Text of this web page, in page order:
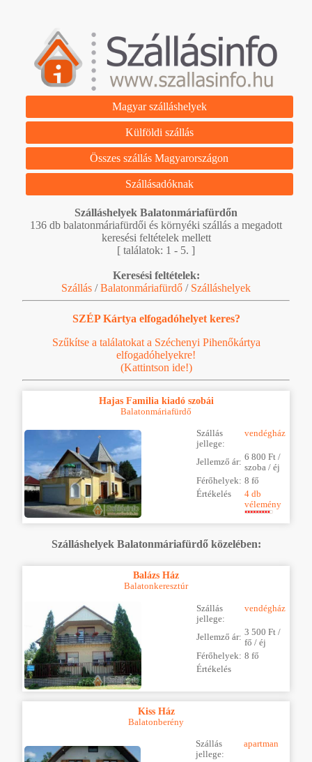
Magyar szálláshelyek
Külföldi szállás
Összes szállás Magyarországon
Szállásadóknak
Szálláshelyek Balatonmáriafürdőn
136 db balatonmáriafürdői és környéki szállás a megadott
keresési feltételek mellett
[ találatok: 1 - 5. ]
Keresési feltételek:
Szállás /Balatonmáriafürdő / Szálláshelyek
SZÉP Kártya elfogadóhelyet keres?
Szűkítse a találatokat a Széchenyi Pihenőkártya
elfogadóhelyekre!
(Kattintson ide!)
Hajas Familia kiadó szobái
Balatonmáriafürdő
Szállás
jellege:
vendégház
Jellemző ár: 6 800 Ft /
szoba / éj
Férőhelyek: 8 fő
Értékelés
4 db
vélemény
Szálláshelyek Balatonmáriafürdő közelében:
Balázs Ház
Balatonkeresztúr
Szállás
jellege:
vendégház
Jellemző ár: 3 500 Ft /
fő / éj
Férőhelyek: 8 fő
Értékelés
Kiss Ház
Balatonberény
Szállás
jellege:
apartman